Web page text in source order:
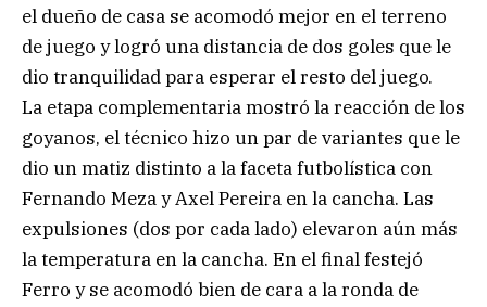
el dueño de casa se acomodó mejor en el terreno
de juego y logró una distancia de dos goles que le
dio tranquilidad para esperar el resto del juego.
La etapa complementaria mostró la reacción de los
goyanos, el técnico hizo un par de variantes que le
dio un matiz distinto a la faceta futbolística con
Fernando Meza y Axel Pereira en la cancha. Las
expulsiones (dos por cada lado) elevaron aún más
la temperatura en la cancha. En el final festejó
Ferro y se acomodó bien de cara a la ronda de